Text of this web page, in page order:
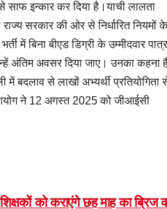
साफ इन्कार कर दिया है।याची लालता
सरकार की ओर से निर्धारित नियमों के
में बिना बीएड डिग्री के उम्मीदवार पात्र
अंतिम अवसर दिया जाए। उनका कहना
बदलाव से लाखों अभ्यर्थी प्रतियोगिता
आयोग ने 12 अगस्त 2025 को जीआईसी
को कराएंगे छह माह का ब्रिज